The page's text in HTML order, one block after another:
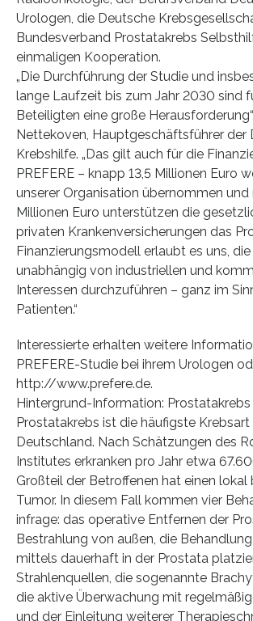
Urologen, die Deutsche
Bundesverband Prostatakrebs
einmaligen Kooperation.
„Die Durchführung der Studie und
lange Laufzeit bis zum Jahr 2030 sind
Beteiligten eine große
Nettekoven, Hauptgeschäftsführer der
Krebshilfe. „Das gilt auch für die
PREFERE – knapp 13,5 Millionen Euro
unserer Organisation übernommen und
Millionen Euro unterstützen die
privaten Krankenversicherungen das
Finanzierungsmodell erlaubt es uns,
unabhängig von industriellen und
Interessen durchzuführen – ganz im
Patienten.“
Interessierte erhalten weitere
PREFERE-Studie bei ihrem Urologen
http://www.prefere.de.
Hintergrund-Information: Prostatakrebs
Prostatakrebs ist die häufigste Krebsart
Deutschland. Nach Schätzungen des
Institutes erkranken pro Jahr etwa
Großteil der Betroffenen hat einen lokal
Tumor. In diesem Fall kommen vier
infrage: das operative Entfernen der
Bestrahlung von außen, die
mittels dauerhaft in der Prostata
Strahlenquellen, die sogenannte
die aktive Überwachung mit
und der Einleitung weiterer